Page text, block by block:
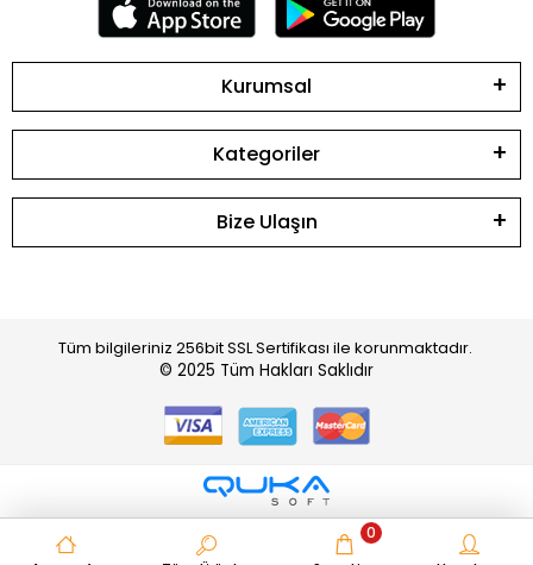
Kurumsal
Kategoriler
Bize Ulaşın
Tüm bilgileriniz 256bit SSL Sertifikası ile korunmaktadır.
© 2025 Tüm Hakları Saklıdır
0